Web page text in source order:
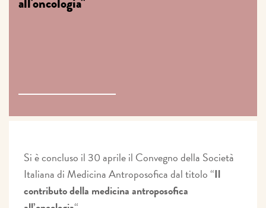
Si è concluso il 30 aprile il Convegno della Società
Italiana di Medicina Antroposofica dal titolo “Il
contributo della medicina antroposofica